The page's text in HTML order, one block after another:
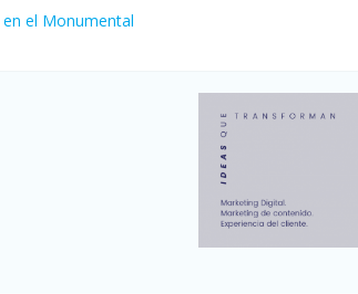
el Monumental
y consumo turístico: 4,6 millones de